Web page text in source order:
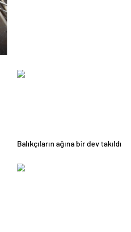
Balıkçıların ağına bir dev takıldı